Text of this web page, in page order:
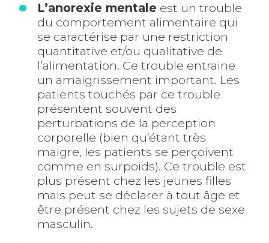
L’anorexie mentale est un trouble
du comportement alimentaire qui
se caractérise par une restriction
quantitative et/ou qualitative de
l’alimentation. Ce trouble entraine
un amaigrissement important. Les
patients touchés par ce trouble
présentent souvent des
perturbations de la perception
corporelle (bien qu’étant très
maigre, les patients se perçoivent
comme en surpoids). Ce trouble est
plus présent chez les jeunes filles
mais peut se déclarer à tout âge et
être présent chez les sujets de sexe
masculin.